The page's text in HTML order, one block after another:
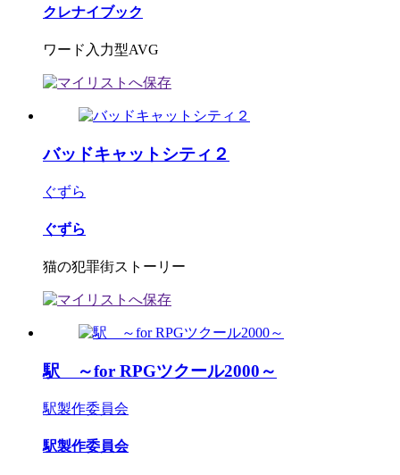
クレナイブック
ワード入力型AVG
バッドキャットシティ２
ぐずら
ぐずら
猫の犯罪街ストーリー
駅 ～for RPGツクール2000～
駅製作委員会
駅製作委員会